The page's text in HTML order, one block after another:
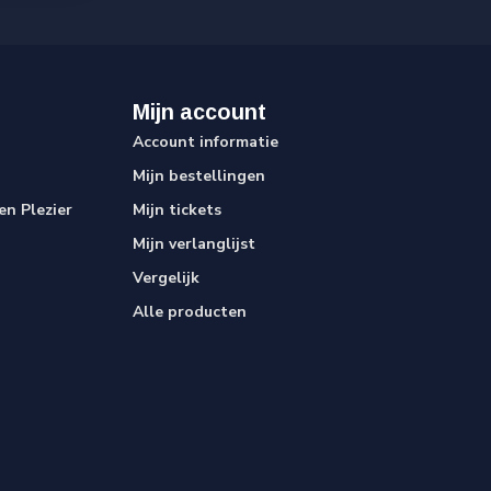
Plezier
Mijn account
Account informatie
Mijn bestellingen
Mijn tickets
Mijn verlanglijst
Vergelijk
Alle producten